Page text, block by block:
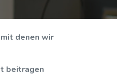
denen wir
beitragen